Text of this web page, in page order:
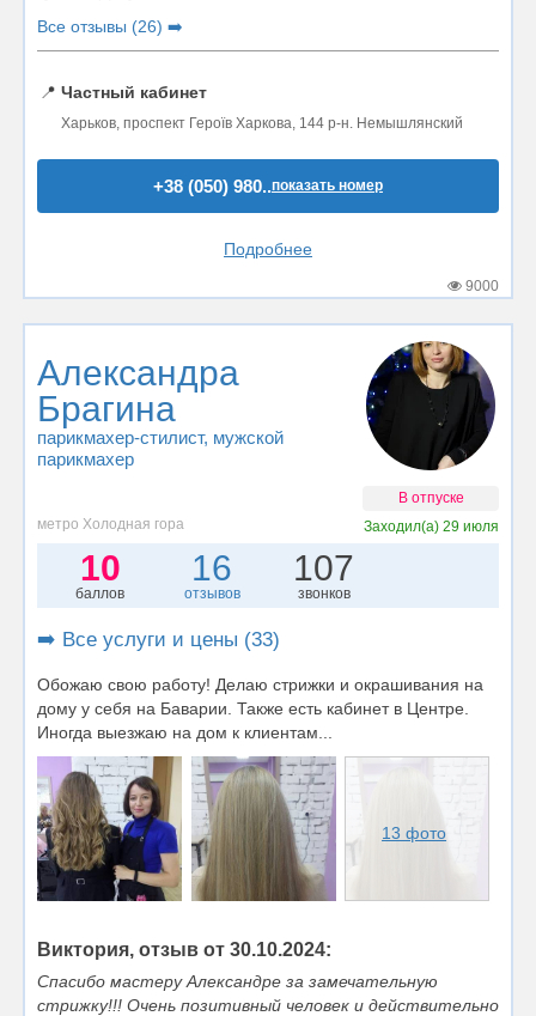
Все отзывы (26) ➡️
📍 Частный кабинет
Харьков, проспект Героїв Харкова, 144 р-н. Немышлянский
+38 (050) 980..показать номер
Подробнее
9000
Александра
Брагина
парикмахер-стилист, мужской
парикмахер
В отпуске
метро Холодная гора
Заходил(а) 29 июля
10
баллов
16
отзывов
107
звонков
➡️ Все услуги и цены (33)
Обожаю свою работу! Делаю стрижки и окрашивания на
дому у себя на Баварии. Также есть кабинет в Центре.
Иногда выезжаю на дом к клиентам...
13 фото
Виктория, отзыв от 30.10.2024:
Спасибо мастеру Александре за замечательную
стрижку!!! Очень позитивный человек и действительно